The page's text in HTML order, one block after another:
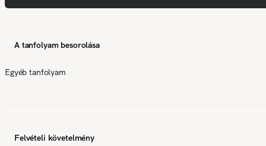
A tanfolyam besorolása
Egyéb tanfolyam
Felvételi követelmény